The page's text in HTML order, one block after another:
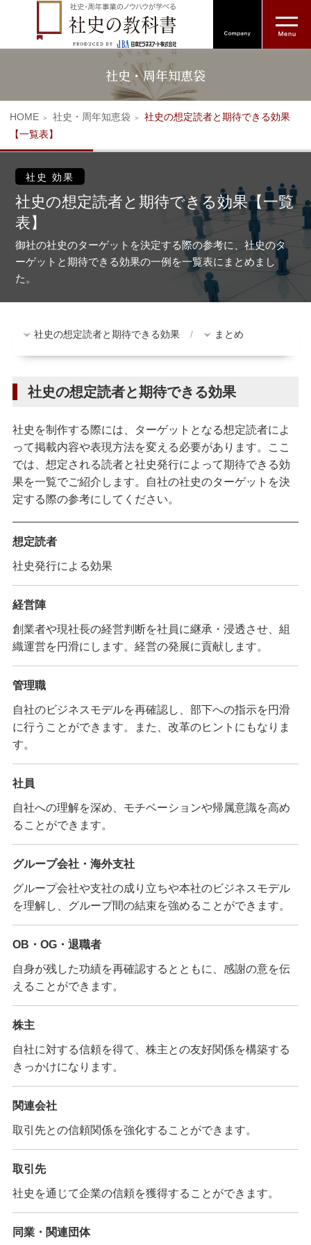
社史・周年知恵袋
HOME 社史・周年知恵袋
社史の想定読者と期待できる効果
【一覧表】
社史 効果
社史の想定読者と期待できる効果【一覧
表】
御社の社史のターゲットを決定する際の参考に、社史のタ
ーゲットと期待できる効果の一例を一覧表にまとめまし
た。
社史の想定読者と期待できる効果 まとめ
社史の想定読者と期待できる効果
社史を制作する際には、ターゲットとなる想定読者によ
って掲載内容や表現方法を変える必要があります。ここ
では、想定される読者と社史発行によって期待できる効
果を一覧でご紹介します。自社の社史のターゲットを決
定する際の参考にしてください。
想定読者
社史発行による効果
経営陣
創業者や現社長の経営判断を社員に継承・浸透させ、組
織運営を円滑にします。経営の発展に貢献します。
管理職
自社のビジネスモデルを再確認し、部下への指示を円滑
に行うことができます。また、改革のヒントにもなりま
す。
社員
自社への理解を深め、モチベーションや帰属意識を高め
ることができます。
グループ会社・海外支社
グループ会社や支社の成り立ちや本社のビジネスモデル
を理解し、グループ間の結束を強めることができます。
OB・OG・退職者
自身が残した功績を再確認するとともに、感謝の意を伝
えることができます。
株主
自社に対する信頼を得て、株主との友好関係を構築する
きっかけになります。
関連会社
取引先との信頼関係を強化することができます。
取引先
社史を通じて企業の信頼を獲得することができます。
同業・関連団体